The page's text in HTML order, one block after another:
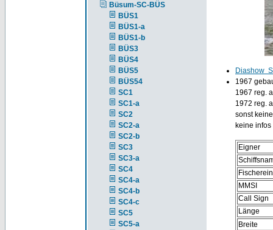
Büsum-SC-BÜS
BÜS1
BÜS1-a
BÜS1-b
BÜS3
BÜS4
BÜS5
BÜS54
SC1
SC1-a
SC2
SC2-a
SC2-b
SC3
SC3-a
SC4
SC4-a
SC4-b
SC4-c
SC5
SC5-a
Diashow
1967
1967 reg.
1972 reg.
sonst
keine
Eigner
MMSI
Call Sign
Länge
Breite